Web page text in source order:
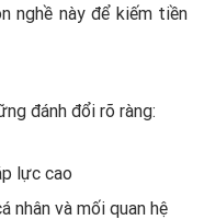
nghề này để kiếm tiền
đánh đổi rõ ràng:
lực cao
nhân và mối quan hệ